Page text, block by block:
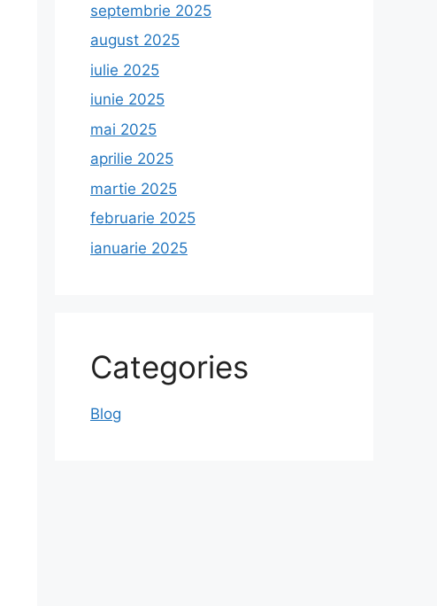
septembrie 2025
august 2025
iulie 2025
iunie 2025
mai 2025
aprilie 2025
martie 2025
februarie 2025
ianuarie 2025
Categories
Blog